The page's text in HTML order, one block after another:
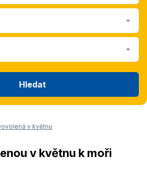
Hledat
v květnu
v květnu k moři